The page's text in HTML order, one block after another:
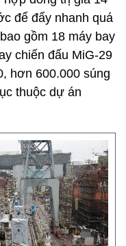
để đẩy nhanh quá
gồm 18 máy bay
chiến đấu MiG-29
hơn 600.000 súng
thuộc dự án